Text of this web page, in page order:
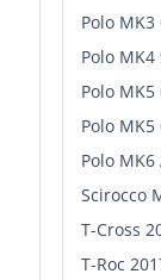
Polo MK3
Polo
Polo MK5
Polo MK5
Polo MK6
Scirocco
T-Cross
T-Roc